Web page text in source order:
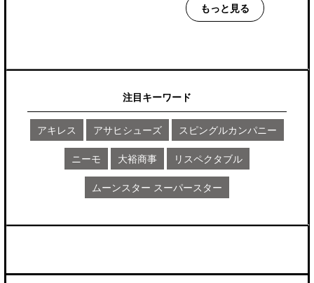
もっと見る
注目キーワード
アキレス アサヒシューズ スピングルカンパニー
ニーモ 大裕商事 リスペクタブル
ムーンスター スーパースター